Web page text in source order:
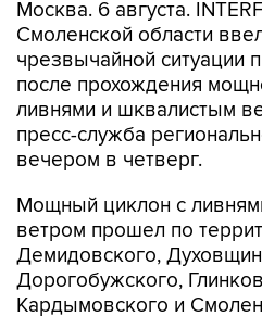
чрезвычайной ситуации
после прохождения
ливнями и шквалистым
пресс-служба
вечером в четверг.
Мощный циклон с
Демидовского,
Дорогобужского,
Кардымовского и
округов. Сильнее всего